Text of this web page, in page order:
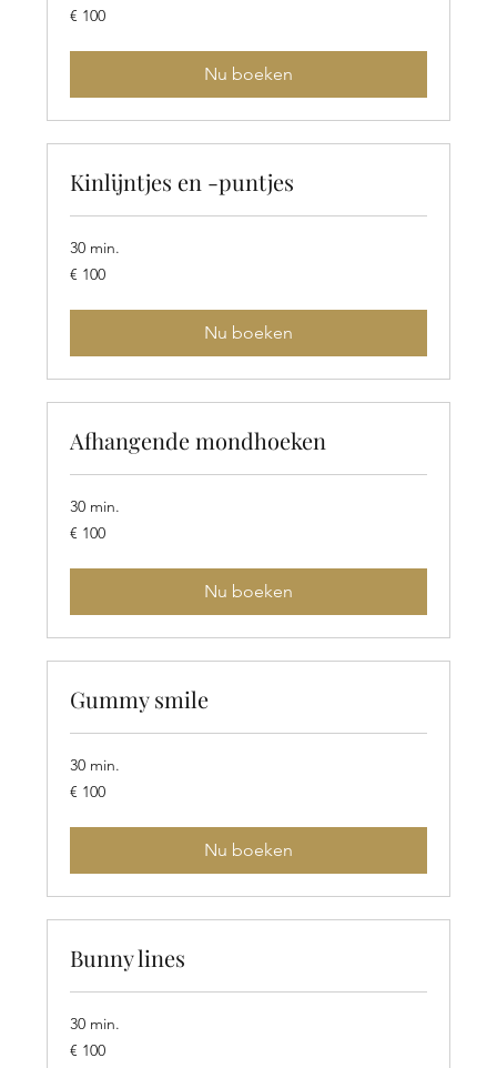
100
euro
€ 100
Nu boeken
Kinlijntjes en -puntjes
30 min.
100
euro
€ 100
Nu boeken
Afhangende mondhoeken
30 min.
100
euro
€ 100
Nu boeken
Gummy smile
30 min.
100
euro
€ 100
Nu boeken
Bunny lines
30 min.
100
euro
€ 100